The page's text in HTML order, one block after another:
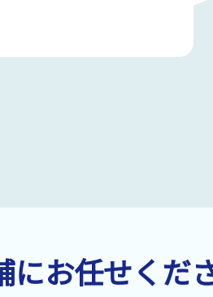
にお任せくだ